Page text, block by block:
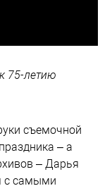
75-летию
съемочной
– а
– Дарья
с самыми